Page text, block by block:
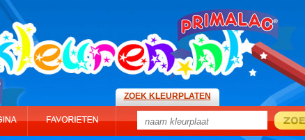
ZOEK KLEURPLATEN